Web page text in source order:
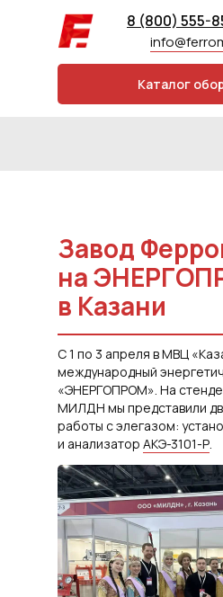
8 (800) 555-
Каталог
С 1 по 3 апреля в МВЦ
международный
«ЭНЕРГОПРОМ». На
МИЛДН мы представили
работы с элегазом:
и анализатор АКЭ-3101-Р.
Завод
на
в Казани